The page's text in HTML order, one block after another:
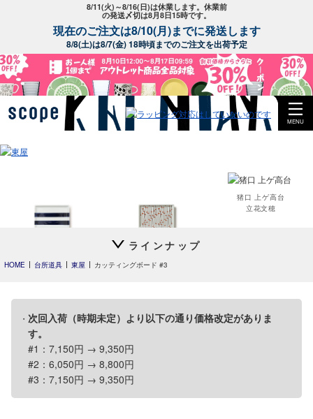
8/11(火)～8/16(日)は休業します。休業前
の発送〆切は8月8日15時です。
現在のご注文は8/10(月)までに発送します
8/8(土)は8/7(金) 18時頃までのご注文を出荷予定
MENU
スキー01
平長 石本藤雄
干し柿・田田道・野道
猪口 上ゲ高台
立花文穂
猪口 蛇の目高台
立花文穂
猪口
長期欠品アイテム
以下のアイテムは入荷の目途が全く立たず長期欠品となっているアイテム
いたします。
玉縁手塩皿
ラインナップ
HOME 台所道具 東屋 カッティングボード #3
次回入荷（時期未定）より以下の通り価格改定がありま
す。
#1：7,150円 → 9,350円
#2：6,050円 → 8,800円
#3：7,150円 → 9,350円